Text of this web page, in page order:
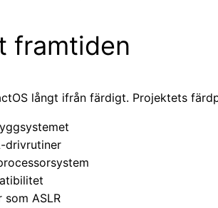
framtiden
långt ifrån färdigt. Projektets
drivrutiner
ASLR